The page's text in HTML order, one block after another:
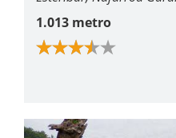
1.013 metro